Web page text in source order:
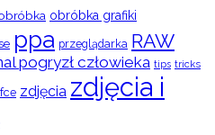
obróbka grafiki
ppa przeglądarka RAW
pogryzł człowieka tips tricks
zdjęcia zdjęcia i